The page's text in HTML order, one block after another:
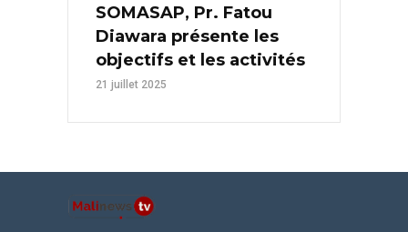
SOMASAP, Pr. Fatou
Diawara présente les
objectifs et les activités
21 juillet 2025